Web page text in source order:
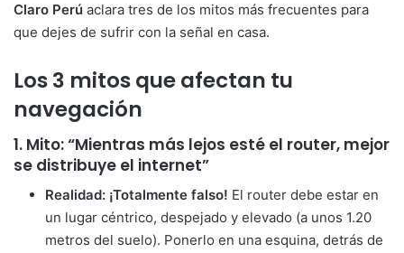
Claro Perú aclara tres de los mitos más frecuentes para
que dejes de sufrir con la señal en casa.
Los 3 mitos que afectan tu
navegación
1. Mito: “Mientras más lejos esté el router, mejor
se distribuye el internet”
Realidad: ¡Totalmente falso! El router debe estar en
un lugar céntrico, despejado y elevado (a unos 1.20
metros del suelo). Ponerlo en una esquina, detrás de